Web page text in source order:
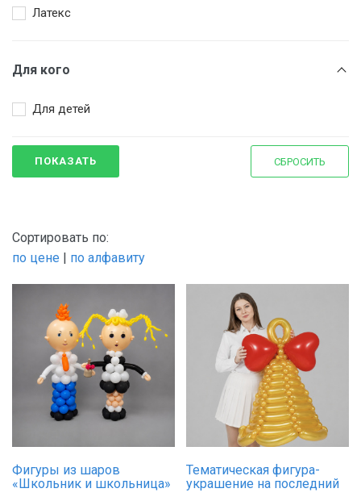
Латекс
Для кого
Для детей
ПОКАЗАТЬ СБРОСИТЬ
Сортировать по:
по цене | по алфавиту
Фигуры из шаров
«Школьник и школьница»
Тематическая фигура-
украшение на последний